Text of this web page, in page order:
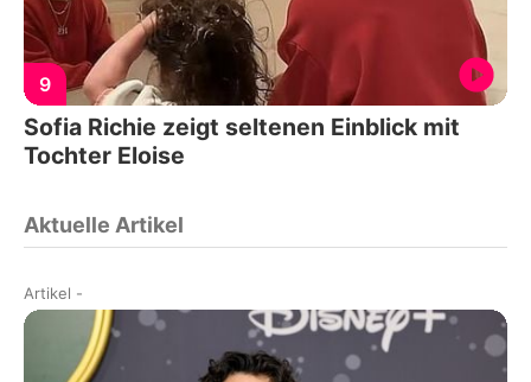
9
Sofia Richie zeigt seltenen Einblick mit
Tochter Eloise
Aktuelle Artikel
Artikel -